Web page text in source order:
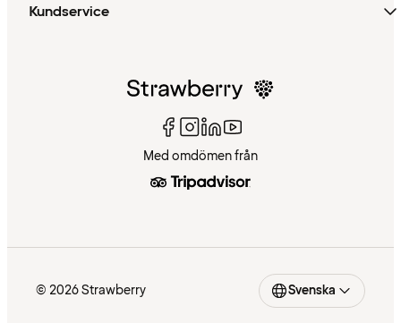
Kundservice
Med omdömen från
© 2026 Strawberry Svenska